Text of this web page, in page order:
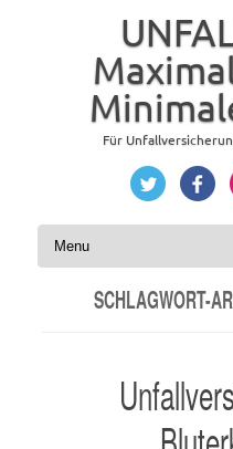
Für
Zum Inhalt springen
SCHLAGWORT-